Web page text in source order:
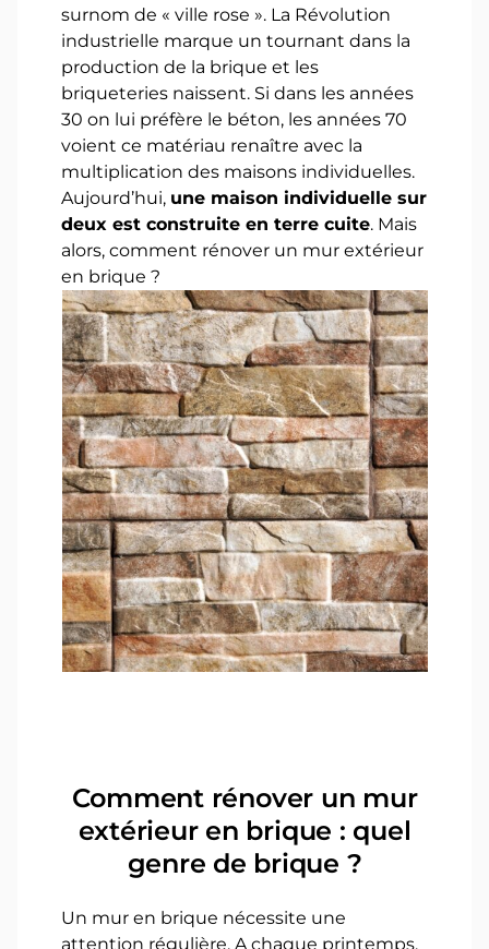
surnom de « ville rose ». La Révolution
industrielle marque un tournant dans la
production de la brique et les
briqueteries naissent. Si dans les années
30 on lui préfère le béton, les années 70
voient ce matériau renaître avec la
multiplication des maisons individuelles.
Aujourd’hui, une maison individuelle sur
deux est construite en terre cuite. Mais
alors, comment rénover un mur extérieur
en brique ?
Comment rénover un mur
extérieur en brique : quel
genre de brique ?
Un mur en brique nécessite une
attention régulière. A chaque printemps,